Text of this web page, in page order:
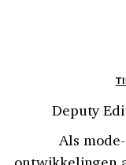
Deputy
Als